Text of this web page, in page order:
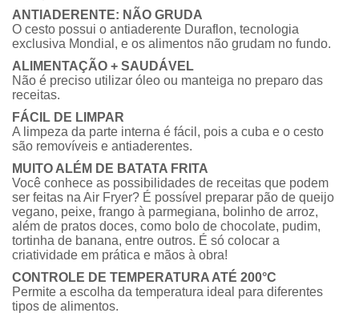
ANTIADERENTE: NÃO GRUDA
O cesto possui o antiaderente Duraflon, tecnologia
exclusiva Mondial, e os alimentos não grudam no fundo.
ALIMENTAÇÃO + SAUDÁVEL
Não é preciso utilizar óleo ou manteiga no preparo das
receitas.
FÁCIL DE LIMPAR
A limpeza da parte interna é fácil, pois a cuba e o cesto
são removíveis e antiaderentes.
MUITO ALÉM DE BATATA FRITA
Você conhece as possibilidades de receitas que podem
ser feitas na Air Fryer? É possível preparar pão de queijo
vegano, peixe, frango à parmegiana, bolinho de arroz,
além de pratos doces, como bolo de chocolate, pudim,
tortinha de banana, entre outros. É só colocar a
criatividade em prática e mãos à obra!
CONTROLE DE TEMPERATURA ATÉ 200°C
Permite a escolha da temperatura ideal para diferentes
tipos de alimentos.